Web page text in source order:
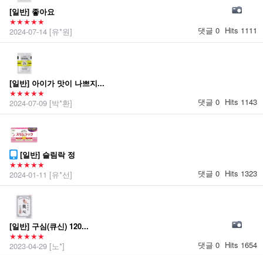
댓글 0 Hits 1111
[일반] 좋아요
★★★★★
2024-07-14 [유*원]
댓글 0 Hits 1143
[일반] 아이가 맛이 나쁘지...
★★★★★
2024-07-09 [박*환]
댓글 0 Hits 1323
[일반] 슬림락 정
★★★★★
2024-01-11 [유*선]
댓글 0 Hits 1654
[일반] 구심(큐신) 120...
★★★★★
2023-04-29 [노*]